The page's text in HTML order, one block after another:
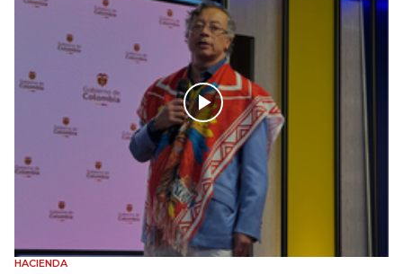
HACIENDA